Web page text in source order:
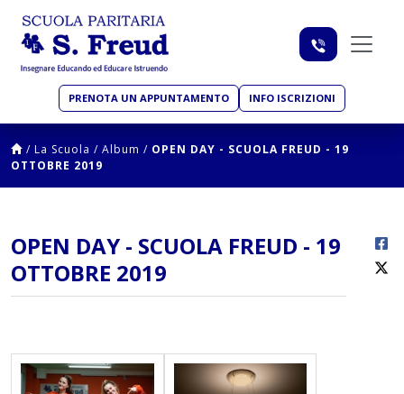
PRENOTA UN APPUNTAMENTO INFO ISCRIZIONI
/ La Scuola / Album / OPEN DAY - SCUOLA FREUD - 19
OTTOBRE 2019
OPEN DAY - SCUOLA FREUD - 19
OTTOBRE 2019